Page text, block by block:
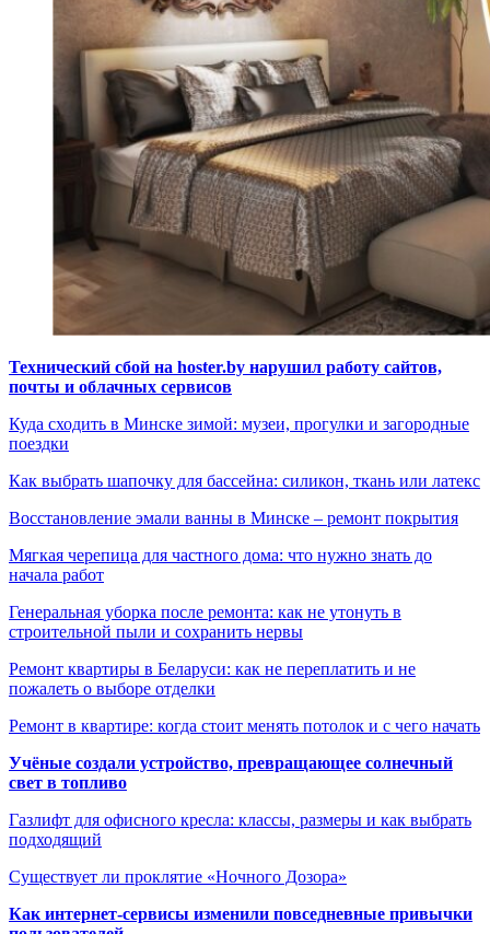
Технический сбой на hoster.by нарушил работу сайтов,
почты и облачных сервисов
Куда сходить в Минске зимой: музеи, прогулки и загородные
поездки
Как выбрать шапочку для бассейна: силикон, ткань или латекс
Восстановление эмали ванны в Минске – ремонт покрытия
Мягкая черепица для частного дома: что нужно знать до
начала работ
Генеральная уборка после ремонта: как не утонуть в
строительной пыли и сохранить нервы
Ремонт квартиры в Беларуси: как не переплатить и не
пожалеть о выборе отделки
Ремонт в квартире: когда стоит менять потолок и с чего начать
Учёные создали устройство, превращающее солнечный
свет в топливо
Газлифт для офисного кресла: классы, размеры и как выбрать
подходящий
Существует ли проклятие «Ночного Дозора»
Как интернет-сервисы изменили повседневные привычки